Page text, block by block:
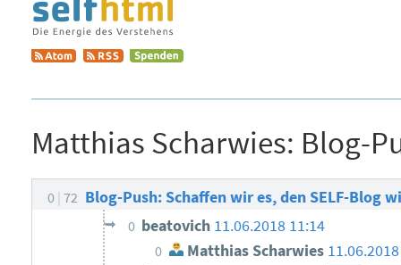
Matthias Scharwies: Blog-
0 72 Blog-Push: Schaffen wir es, den SELF-Blog
0 beatovich 11.06.2018 11:14
0 Matthias Scharwies